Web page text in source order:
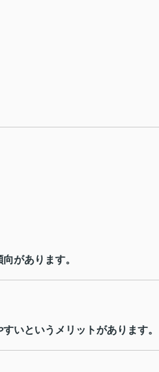
があります。
いというメリットがあります。